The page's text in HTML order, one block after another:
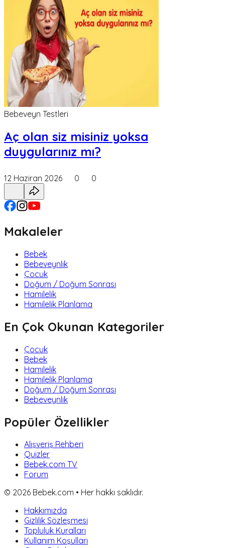
Bebeveyn Testleri
Aç olan siz misiniz yoksa
duygularınız mı?
12 Haziran 2026 0 0
Makaleler
Bebek
Bebeveynlik
Çocuk
Doğum / Doğum Sonrası
Hamilelik
Hamilelik Planlama
En Çok Okunan Kategoriler
Çocuk
Bebek
Hamilelik
Hamilelik Planlama
Doğum / Doğum Sonrası
Bebeveynlik
Popüler Özellikler
Alışveriş Rehberi
Quizler
Bebek.com TV
Forum
© 2026 Bebek.com • Her hakkı saklıdır.
Hakkımızda
Gizlilik Sözleşmesi
Topluluk Kuralları
Kullanım Koşulları